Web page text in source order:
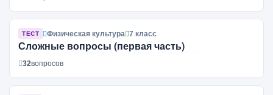
ТЕСТ Физическая культура 7 класс
Сложные вопросы (первая часть)
32вопросов